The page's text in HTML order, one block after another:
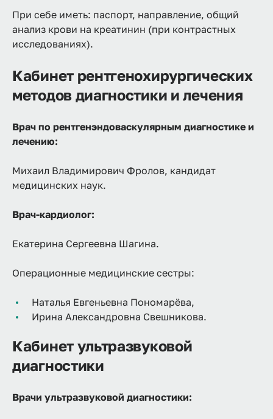
При себе иметь: паспорт, направление, общий
анализ крови на креатинин (при контрастных
исследованиях).
Кабинет рентгенохирургических
методов диагностики и лечения
Врач по рентгенэндоваскулярным диагностике и
лечению:
Михаил Владимирович Фролов, кандидат
медицинских наук.
Врач-кардиолог:
Екатерина Сергеевна Шагина.
Операционные медицинские сестры:
Наталья Евгеньевна Пономарёва,
Ирина Александровна Свешникова.
Кабинет ультразвуковой
диагностики
Врачи ультразвуковой диагностики: